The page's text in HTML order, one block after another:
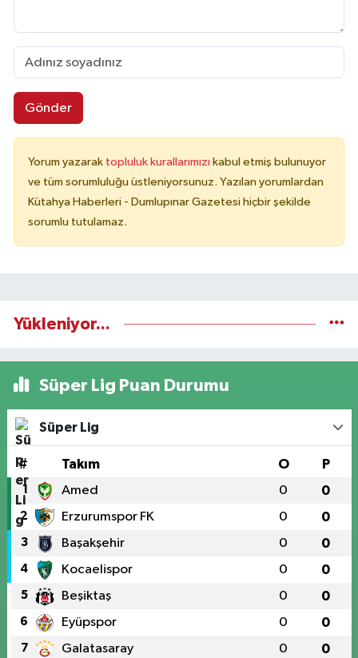
Gönder
Yorum yazarak topluluk kurallarımızı kabul etmiş bulunuyor
ve tüm sorumluluğu üstleniyorsunuz. Yazılan yorumlardan
Kütahya Haberleri - Dumlupınar Gazetesi hiçbir şekilde
sorumlu tutulamaz.
Yükleniyor...
Süper Lig Puan Durumu
Süper Lig
# Takım O P
1 Amed 0 0
2 Erzurumspor FK 0 0
3 Başakşehir 0 0
4 Kocaelispor 0 0
5 Beşiktaş 0 0
6 Eyüpspor 0 0
7 Galatasaray 0 0